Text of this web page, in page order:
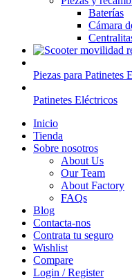
Baterías
Cámara
Piezas para Patinetes
Patinetes Eléctricos
Inicio
Tienda
Sobre nosotros
About Us
Our Team
About Factory
FAQs
Blog
Contacta-nos
Contrata tu seguro
Wishlist
Compare
Login / Register